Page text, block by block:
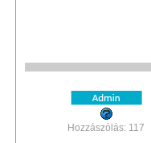
Hozzászólás: 117